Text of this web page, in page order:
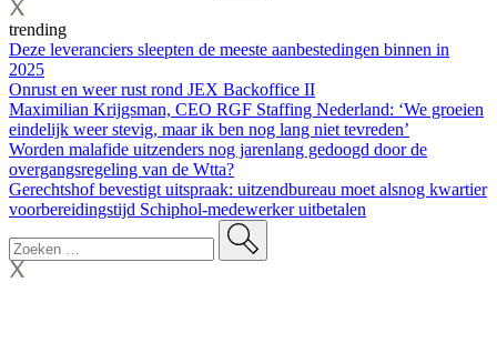
trending
Deze leveranciers sleepten de meeste aanbestedingen binnen in
2025
Onrust en weer rust rond JEX Backoffice II
Maximilian Krijgsman, CEO RGF Staffing Nederland: ‘We groeien
eindelijk weer stevig, maar ik ben nog lang niet tevreden’
Worden malafide uitzenders nog jarenlang gedoogd door de
overgangsregeling van de Wtta?
Gerechtshof bevestigt uitspraak: uitzendbureau moet alsnog kwartier
voorbereidingstijd Schiphol-medewerker uitbetalen